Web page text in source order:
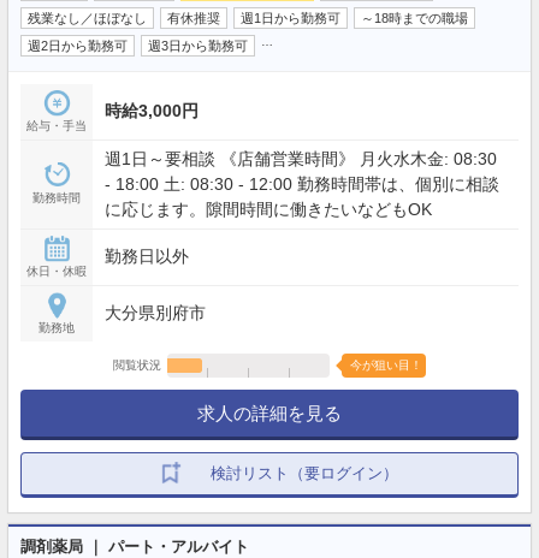
残業なし／ほぼなし
有休推奨 週1日から勤務可
～18時までの職場
週2日から勤務可
週3日から勤務可
給与・手当
時給3,000円
勤務時間
週1日～要相談 《店舗営業時間》 月火水木金: 08:30
- 18:00 土: 08:30 - 12:00 勤務時間帯は、個別に相談
に応じます。隙間時間に働きたいなどもOK
休日・休暇
勤務日以外
勤務地
大分県別府市
閲覧状況 今が狙い目！
求人の詳細を見る
検討リスト（要ログイン）
調剤薬局 ｜ パート・アルバイト